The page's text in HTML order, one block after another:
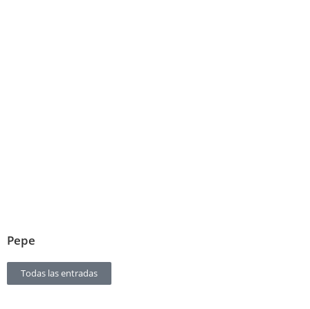
Pepe
Todas las entradas